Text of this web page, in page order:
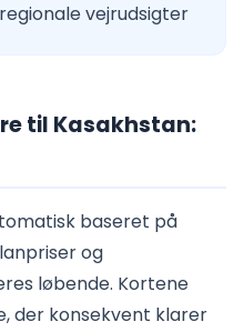
vejrudsigter
til Kasakhstan:
baseret på
og
løbende. Kortene
der konsekvent klarer